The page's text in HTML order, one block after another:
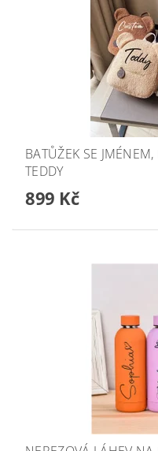
BATŮŽEK SE
TEDDY
899 Kč